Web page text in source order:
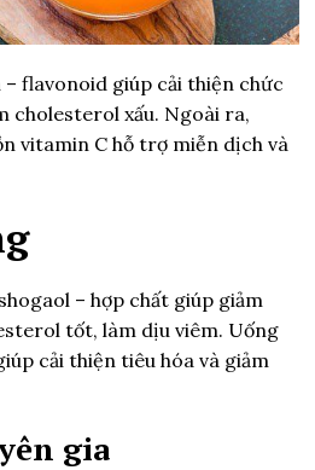
flavonoid giúp cải thiện chức
cholesterol xấu. Ngoài ra,
vitamin C hỗ trợ miễn dịch và
– hợp chất giúp giảm
tốt, làm dịu viêm. Uống
cải thiện tiêu hóa và giảm
gia